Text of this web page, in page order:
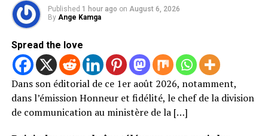
Published 1 hour ago on August 6, 2026
By Ange Kamga
Spread the love
Dans son éditorial de ce 1er août 2026, notamment,
dans l’émission Honneur et fidélité, le chef de la division
de communication au ministère de la […]